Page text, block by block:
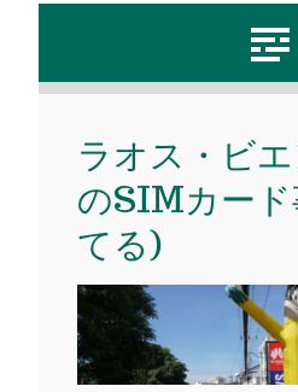
ラオス・ビ
のSIMカード
てる)